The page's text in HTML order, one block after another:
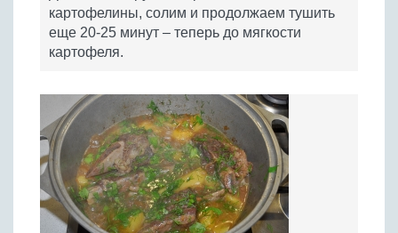
картофелины, солим и продолжаем тушить
еще 20-25 минут – теперь до мягкости
картофеля.